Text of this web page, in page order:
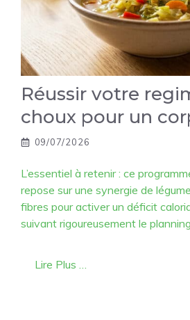
Réussir votre
choux pour un
09/07/2026
L’essentiel à retenir : ce
repose sur une synergie de
fibres pour activer un déficit
suivant rigoureusement le
Lire Plus …